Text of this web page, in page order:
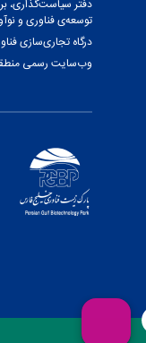
دفتر سیاست‌گذاری،
توسعه‌ی فناوری و
درگاه تجاری‌سازی
وب‌سایت رسمی